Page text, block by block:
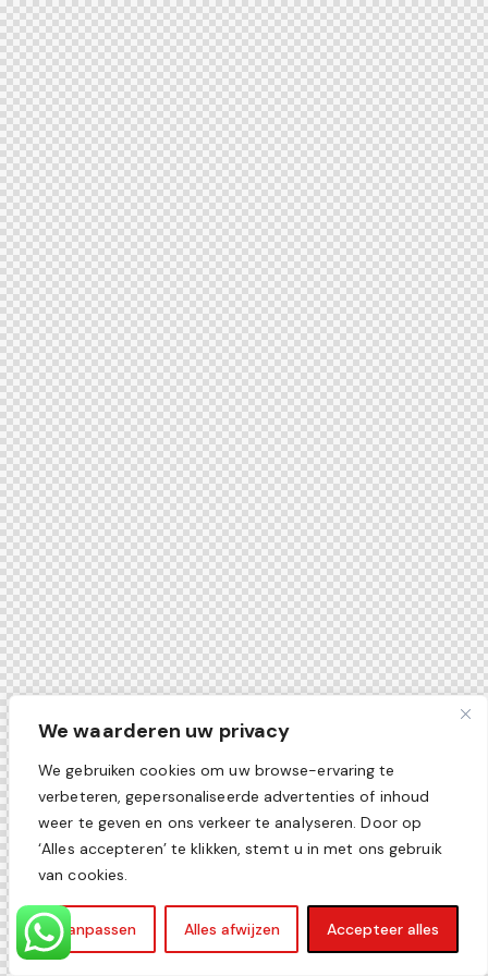
We waarderen uw privacy
We gebruiken cookies om uw browse-ervaring te
verbeteren, gepersonaliseerde advertenties of inhoud
weer te geven en ons verkeer te analyseren. Door op
‘Alles accepteren’ te klikken, stemt u in met ons gebruik
van cookies.
Aanpassen Alles afwijzen Accepteer alles